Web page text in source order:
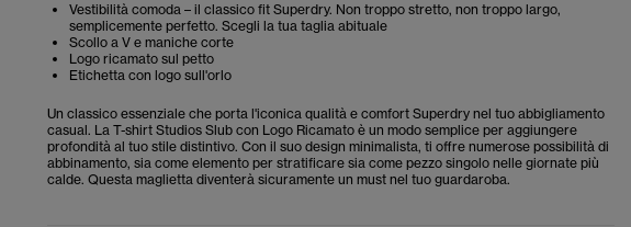
Vestibilità comoda – il classico fit Superdry. Non troppo stretto, non troppo largo,
semplicemente perfetto. Scegli la tua taglia abituale
Scollo a V e maniche corte
Logo ricamato sul petto
Etichetta con logo sull'orlo
Un classico essenziale che porta l'iconica qualità e comfort Superdry nel tuo abbigliamento
casual. La T-shirt Studios Slub con Logo Ricamato è un modo semplice per aggiungere
profondità al tuo stile distintivo. Con il suo design minimalista, ti offre numerose possibilità di
abbinamento, sia come elemento per stratificare sia come pezzo singolo nelle giornate più
calde. Questa maglietta diventerà sicuramente un must nel tuo guardaroba.